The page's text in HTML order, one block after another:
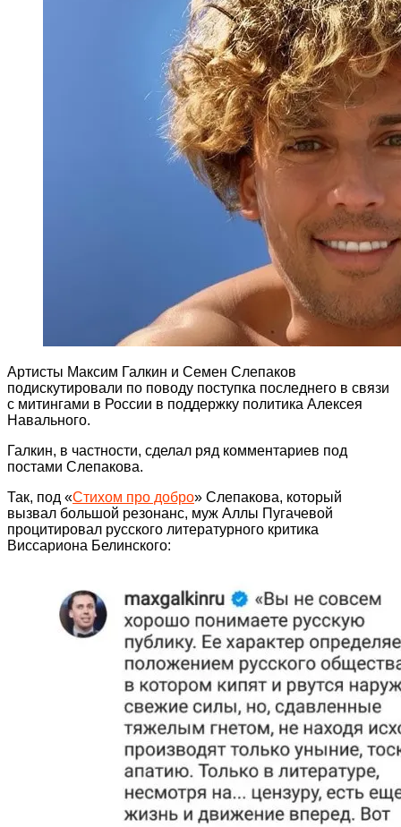
Артисты Максим Галкин и Семен Слепаков
подискутировали по поводу поступка последнего в связи
с митингами в России в поддержку политика Алексея
Навального.
Галкин, в частности, сделал ряд комментариев под
постами Слепакова.
Так, под «Стихом про добро» Слепакова, который
вызвал большой резонанс, муж Аллы Пугачевой
процитировал русского литературного критика
Виссариона Белинского: